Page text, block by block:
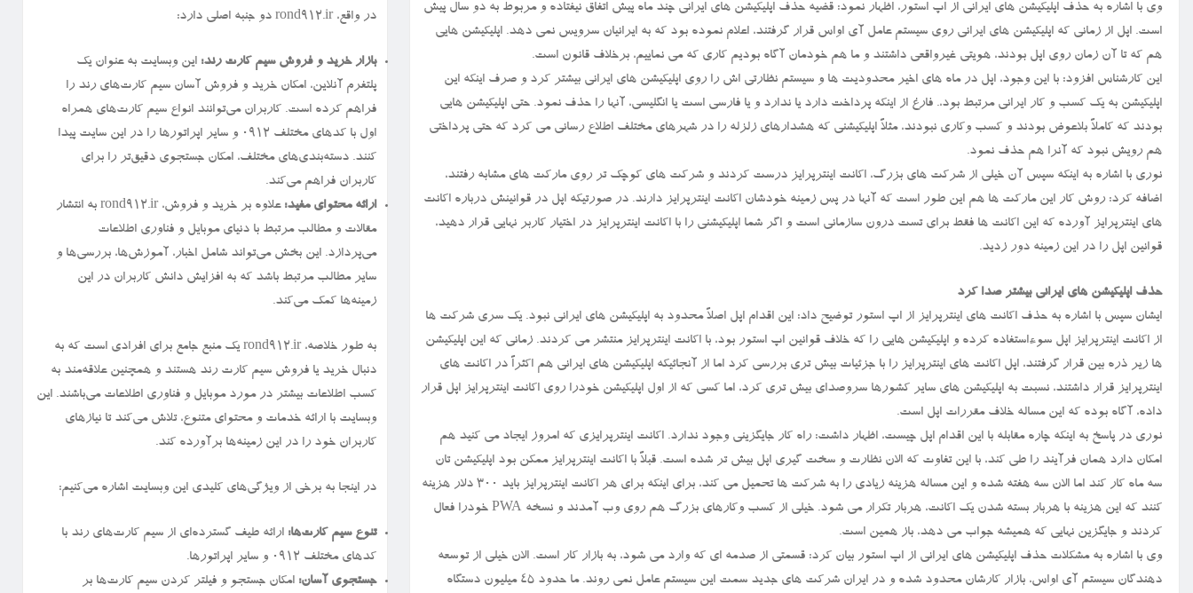
وی با اشاره به حذف اپلیکیشن های ایرانی از اپ استور، اظهار نمود: قضیه حذف اپلیکیشن های ایرانی چند ماه پیش اتفاق نیفتاده و مربوط به دو سال پیش
است. اپل از زمانی که اپلیکیشن های ایرانی روی سیستم عامل آی اواس قرار گرفتند، اعلام نموده بود که به ایرانیان سرویس نمی دهد. اپلیکیشن هایی
هم که تا آن زمان روی اپل بودند، هویتی غیرواقعی داشتند و ما هم خودمان آگاه بودیم کاری که می نماییم، برخلاف قانون است.
این کارشناس افزود: با این وجود، اپل در ماه های اخیر محدودیت ها و سیستم نظارتی اش را روی اپلیکیشن های ایرانی بیشتر کرد و صرف اینکه این
اپلیکیشن به یک کسب و کار ایرانی مرتبط بود،. فارغ از اینکه پرداخت دارد یا ندارد و یا فارسی است یا انگلیسی، آنها را حذف نمود. حتی اپلیکیشن هایی
بودند که کاملاً بلاعوض بودند و کسب وکاری نبودند، مثلاً اپلیکیشنی که هشدارهای زلزله را در شهرهای مختلف اطلاع رسانی می کرد که حتی پرداختی
هم رویش نبود که آنرا هم حذف نمود.
نوری با اشاره به اینکه سپس آن خیلی از شرکت های بزرگ، اکانت اینترپرایز درست کردند و شرکت های کوچک تر روی مارکت های مشابه رفتند،
اضافه کرد: روش کار این مارکت ها هم این طور است که آنها در پس زمینه خودشان اکانت اینترپرایز دارند. در صورتیکه اپل در قوانینش درباره اکانت
های اینترپرایز آورده که این اکانت ها فقط برای تست درون سازمانی است و اگر شما اپلیکیشنی را با اکانت اینترپرایز در اختیار کاربر نهایی قرار دهید،
قوانین اپل را در این زمینه دور زدید.
حذف اپلیکیشن های ایرانی بیشتر صدا کرد
ایشان سپس با اشاره به حذف اکانت های اینترپرایز از اپ استور توضیح داد: این اقدام اپل اصلاً محدود به اپلیکیشن های ایرانی نبود. یک سری شرکت ها
از اکانت اینترپرایز اپل سوءاستفاده کرده و اپلیکیشن هایی را که خلاف قوانین اپ استور بود، با اکانت اینترپرایز منتشر می کردند. زمانی که این اپلیکیشن
ها زیر ذره بین قرار گرفتند، اپل اکانت های اینترپرایز را با جزئیات بیش تری بررسی کرد اما از آنجائیکه اپلیکیشن های ایرانی هم اکثراً در اکانت های
اینترپرایز قرار داشتند، نسبت به اپلیکیشن های سایر کشورها سروصدای بیش تری کرد، اما کسی که از اول اپلیکیشن خودرا روی اکانت اینترپرایز اپل قرار
داده، آگاه بوده که این مساله خلاف مقررات اپل است.
نوری در پاسخ به اینکه چاره مقابله با این اقدام اپل چیست، اظهار داشت: راه کار جایگزینی وجود ندارد. اکانت اینترپرایزی که امروز ایجاد می کنید هم
امکان دارد همان فرآیند را طی کند، با این تفاوت که الان نظارت و سخت گیری اپل بیش تر شده است. قبلاً با اکانت اینترپرایز ممکن بود اپلیکیشن تان
سه ماه کار کند اما الان سه هفته شده و این مساله هزینه زیادی را به شرکت ها تحمیل می کند، برای اینکه برای هر اکانت اینترپرایز باید ۳۰۰ دلار هزینه
کنند که این هزینه با هربار بسته شدن یک اکانت، هربار تکرار می شود. خیلی از کسب وکارهای بزرگ هم روی وب آمدند و نسخه PWA خودرا فعال
کردند و جایگزین نهایی که همیشه جواب می دهد، باز همین است.
وی با اشاره به مشکلات حذف اپلیکیشن های ایرانی از اپ استور بیان کرد: قسمتی از صدمه ای که وارد می شود، به بازار کار است. الان خیلی از توسعه
دهندگان سیستم آی اواس، بازار کارشان محدود شده و در ایران شرکت های جدید سمت این سیستم عامل نمی روند. ما حدود ۴۵ میلیون دستگاه
در واقع، rond912.ir دو جنبه اصلی دارد:
بازار خرید و فروش سیم کارت رند: این وبسایت به عنوان یک
پلتفرم آنلاین، امکان خرید و فروش آسان سیم کارت‌های رند را
فراهم کرده است. کاربران می‌توانند انواع سیم کارت‌های همراه
اول با کدهای مختلف ۰۹۱۲ و سایر اپراتورها را در این سایت پیدا
کنند. دسته‌بندی‌های مختلف، امکان جستجوی دقیق‌تر را برای
کاربران فراهم می‌کند.
ارائه محتوای مفید:
علاوه بر خرید و فروش، rond912.ir به انتشار
مقالات و مطالب مرتبط با دنیای موبایل و فناوری اطلاعات
می‌پردازد. این بخش می‌تواند شامل اخبار، آموزش‌ها، بررسی‌ها و
سایر مطالب مرتبط باشد که به افزایش دانش کاربران در این
زمینه‌ها کمک می‌کند.
به طور خلاصه، rond912.ir یک منبع جامع برای افرادی است که به
دنبال خرید یا فروش سیم کارت رند هستند و همچنین علاقه‌مند به
کسب اطلاعات بیشتر در مورد موبایل و فناوری اطلاعات می‌باشند. این
وبسایت با ارائه خدمات و محتوای متنوع، تلاش می‌کند تا نیازهای
کاربران خود را در این زمینه‌ها برآورده کند.
در اینجا به برخی از ویژگی‌های کلیدی این وبسایت اشاره می‌کنیم:
تنوع سیم کارت‌ها: ارائه طیف گسترده‌ای از سیم کارت‌های رند با
کدهای مختلف ۰۹۱۲ و سایر اپراتورها.
جستجوی آسان: امکان جستجو و فیلتر کردن سیم کارت‌ها بر